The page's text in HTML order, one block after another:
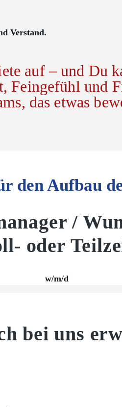
Verstand.
auf – und Du
Feingefühl und
das etwas
den Aufbau
/
oder
w/m/d
bei uns